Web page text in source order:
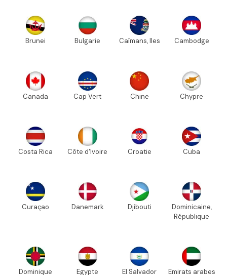
Brunei Bulgarie Caïmans, Iles Cambodge
Canada Cap Vert Chine Chypre
Costa Rica Côte d'Ivoire Croatie Cuba
Curaçao Danemark Djibouti
Dominicaine,
République
Dominique Egypte El Salvador
Emirats arabes